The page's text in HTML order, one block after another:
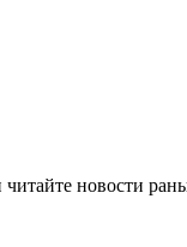
новости